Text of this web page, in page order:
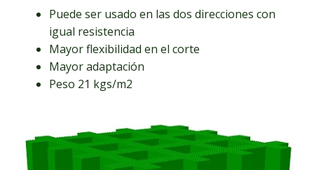
Puede ser usado en las dos direcciones con
igual resistencia
Mayor flexibilidad en el corte
Mayor adaptación
Peso 21 kgs/m2